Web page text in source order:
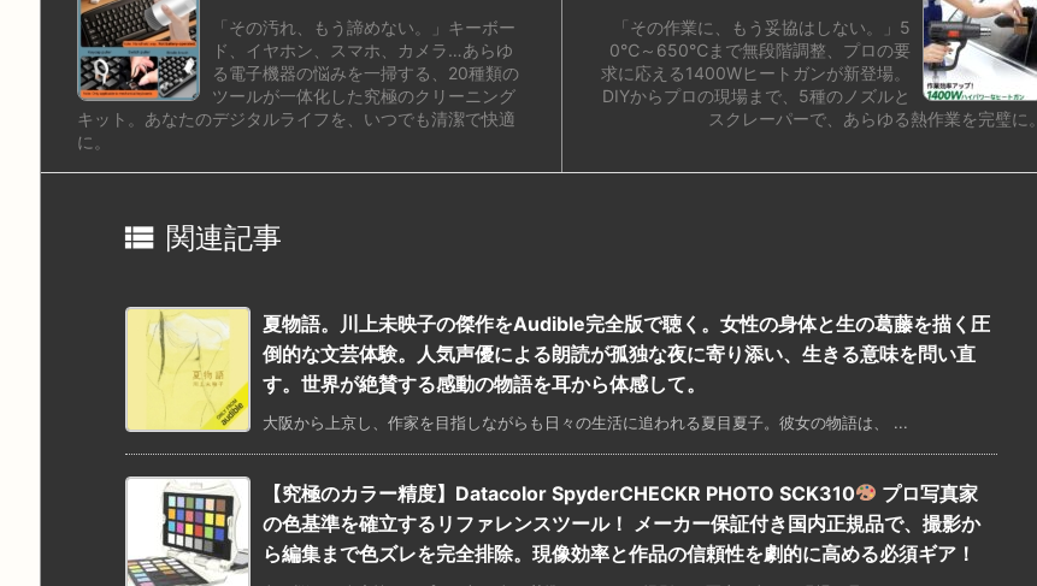
「その作業に、もう妥協はしない。」5
0℃～650℃まで無段階調整、プロの要
求に応える1400Wヒートガンが新登場。
DIYからプロの現場まで、5種のノズルと
スクレーパーで、あらゆる熱作業を完璧に。
「その汚れ、もう諦めない。」キーボー
ド、イヤホン、スマホ、カメラ…あらゆ
る電子機器の悩みを一掃する、20種類の
ツールが一体化した究極のクリーニング
キット。あなたのデジタルライフを、いつでも清潔で快適
に。
 関連記事
夏物語。川上未映子の傑作をAudible完全版で聴く。女性の身体と生の葛藤を描く圧
倒的な文芸体験。人気声優による朗読が孤独な夜に寄り添い、生きる意味を問い直
す。世界が絶賛する感動の物語を耳から体感して。
大阪から上京し、作家を目指しながらも日々の生活に追われる夏目夏子。彼女の物語は、 ...
【究極のカラー精度】Datacolor SpyderCHECKR PHOTO SCK310
プロ写真家
の色基準を確立するリファレンスツール！ メーカー保証付き国内正規品で、撮影か
ら編集まで色ズレを完全排除。現像効率と作品の信頼性を劇的に高める必須ギア！